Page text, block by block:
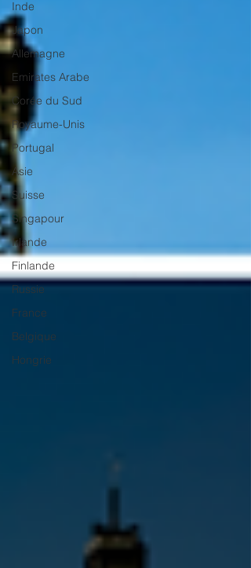
Inde
Japon
Allemagne
Emirates Arabe
Corée du Sud
Royaume-Unis
Portugal
Asie
Suisse
Singapour
Irlande
Finlande
Russie
France
Belgique
Hongrie